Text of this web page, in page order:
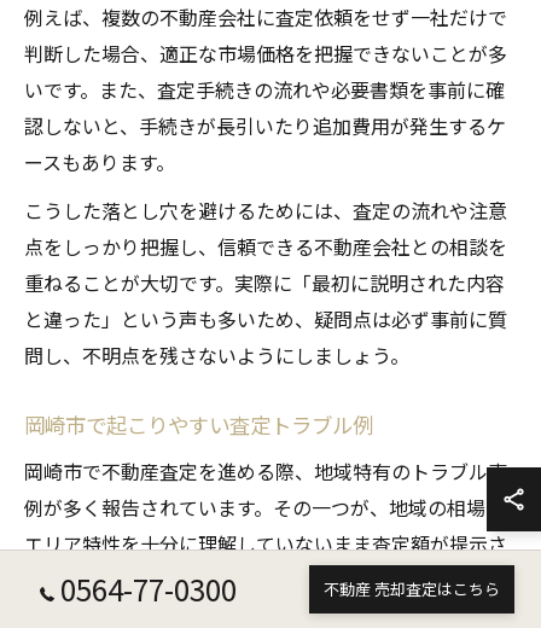
例えば、複数の不動産会社に査定依頼をせず一社だけで
判断した場合、適正な市場価格を把握できないことが多
いです。また、査定手続きの流れや必要書類を事前に確
認しないと、手続きが長引いたり追加費用が発生するケ
ースもあります。
こうした落とし穴を避けるためには、査定の流れや注意
点をしっかり把握し、信頼できる不動産会社との相談を
重ねることが大切です。実際に「最初に説明された内容
と違った」という声も多いため、疑問点は必ず事前に質
問し、不明点を残さないようにしましょう。
岡崎市で起こりやすい査定トラブル例
岡崎市で不動産査定を進める際、地域特有のトラブル事
例が多く報告されています。その一つが、地域の相場や
エリア特性を十分に理解していないまま査定額が提示さ
れるケースです。
0564-77-0300 不動産 売却査定はこちら